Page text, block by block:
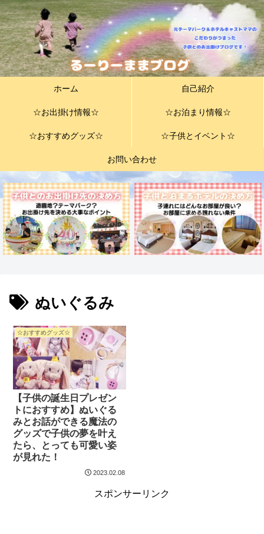
ホーム 自己紹介
☆お出掛け情報☆ ☆お泊まり情報☆
☆おすすめグッズ☆ ☆子供とイベント☆
お問い合わせ
ぬいぐるみ
☆おすすめグッズ☆
【子供の誕生日プレゼン
トにおすすめ】ぬいぐる
みとお話ができる魔法の
グッズで子供の夢を叶え
たら、とっても可愛い姿
が見れた！
2023.02.08
スポンサーリンク